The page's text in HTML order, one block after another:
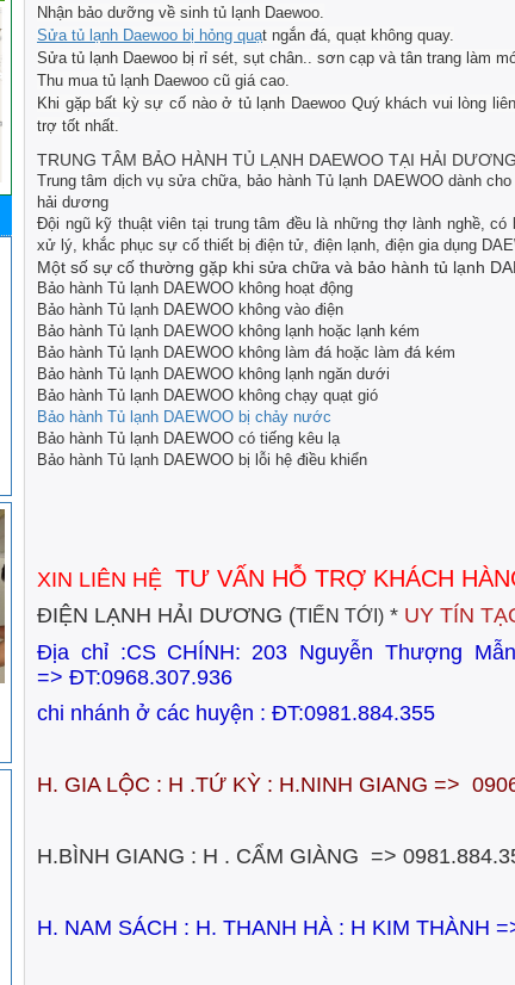
Nhận bảo dưỡng về sinh tủ lạnh Daewoo.
Sửa tủ lạnh Daewoo bị hỏng quạt ngắn đá, quạt không quay.
Sửa tủ lạnh Daewoo bị rỉ sét, sụt chân.. sơn cạp và tân trang làm
Thu mua tủ lạnh Daewoo cũ giá cao.
Khi gặp bất kỳ sự cố nào ở tủ lạnh Daewoo Quý khách vui lòng
trợ tốt nhất.
TRUNG TÂM BẢO HÀNH TỦ LẠNH DAEWOO TẠI HẢI DƯƠNG
Trung tâm dịch vụ sửa chữa, bảo hành Tủ lạnh DAEWOOdành cho
hải dương
Đội ngũ kỹ thuật viên tại trung tâm đều là những thợ lành nghề, có
xử lý, khắc phục sự cố thiết bị điện tử, điện lạnh, điện gia dụng
Một số sự cố thường gặp khi sửa chữa và bảo hành tủ lạnh
Bảo hành Tủ lạnh DAEWOO không hoạt động
Bảo hành Tủ lạnh DAEWOO không vào điện
Bảo hành Tủ lạnh DAEWOO không lạnh hoặc lạnh kém
Bảo hành Tủ lạnh DAEWOO không làm đá hoặc làm đá kém
Bảo hành Tủ lạnh DAEWOO không lạnh ngăn dưới
Bảo hành Tủ lạnh DAEWOO không chạy quạt gió
Bảo hành Tủ lạnh DAEWOO bị chảy nước
Bảo hành Tủ lạnh DAEWOO có tiếng kêu lạ
Bảo hành Tủ lạnh DAEWOO bị lỗi hệ điều khiển
XIN LIÊN HỆ TƯ VẤN HỖ TRỢ KHÁCH
ĐIỆN LẠNH HẢI DƯƠNG (TIẾN TỚI) * UY TÍN
Địa chỉ :CS CHÍNH: 203 Nguyễn Thượng
=> ĐT:0968.307.936
chi nhánh ở các huyện : ĐT:0981.884.355
H. GIA LỘC : H .TỨ KỲ : H.NINH GIANG =>
H.BÌNH GIANG : H . CẨM GIÀNG =>
H. NAM SÁCH : H. THANH HÀ : H KIM THÀNH